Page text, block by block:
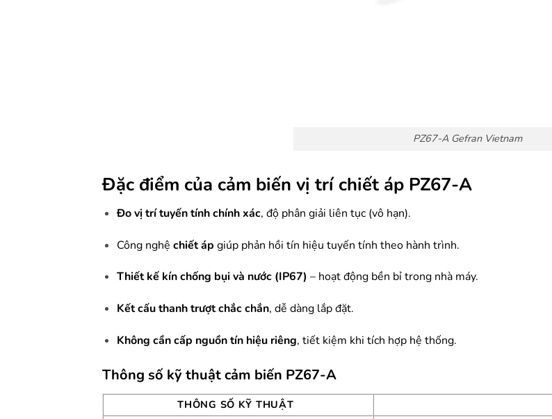
PZ67-A Gefran Vietnam
Đặc điểm của cảm biến vị trí chiết áp PZ67-A
Đo vị trí tuyến tính chính xác, độ phân giải liên tục (vô hạn).
Công nghệ chiết áp giúp phản hồi tín hiệu tuyến tính theo hành trình.
Thiết kế kín chống bụi và nước (IP67) – hoạt động bền bỉ trong nhà máy.
Kết cấu thanh trượt chắc chắn, dễ dàng lắp đặt.
Không cần cấp nguồn tín hiệu riêng, tiết kiệm khi tích hợp hệ thống.
Thông số kỹ thuật cảm biến PZ67-A
THÔNG SỐ KỸ THUẬT